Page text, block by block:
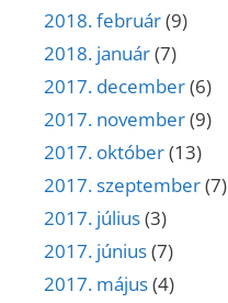
2018. február(9)
2018. január(7)
2017. december(6)
2017. november(9)
2017. október(13)
2017. szeptember(7)
2017. július(3)
2017. június(7)
2017. május(4)